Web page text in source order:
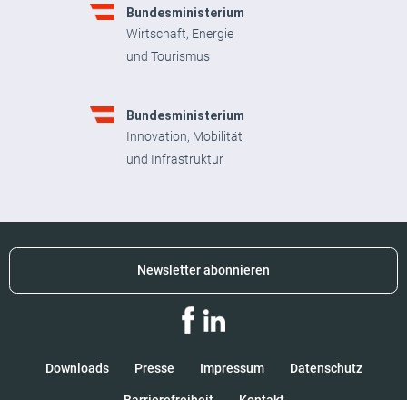
Bundesministerium
Wirtschaft, Energie
und Tourismus
Bundesministerium
Innovation, Mobilität
und Infrastruktur
Newsletter abonnieren
Downloads Presse Impressum Datenschutz